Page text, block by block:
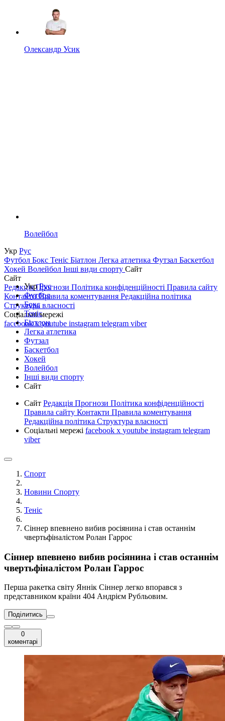
Олександр Усик
Волейбол
Укр Рус
Футбол Бокс Теніс Біатлон Легка атлетика Футзал Баскетбол
Хокей Волейбол Інші види спорту Сайт
Сайт
РедакціяПрогнози Політика конфіденційності Правила сайту
КонтактиПравила коментування Редакційна політика
Структура власності
Соціальні мережі
facebookxyoutube instagram telegram viber
УкрРус
Футбол
Бокс
Теніс
Біатлон
Легка атлетика
Футзал
Баскетбол
Хокей
Волейбол
Інші види спорту
Сайт
Сайт Редакція Прогнози Політика конфіденційності
Правила сайту Контакти Правила коментування
Редакційна політика Структура власності
Соціальні мережі facebook x youtube instagram telegram
viber
Спорт
Новини Спорту
Теніс
Сіннер впевнено вибив росіянина і став останнім
чвертьфіналістом Ролан Гаррос
Сіннер впевнено вибив росіянина і став останнім
чвертьфіналістом Ролан Гаррос
Перша ракетка світу Яннік Сіннер легко впорався з
представником країни 404 Андрієм Рубльовим.
Поділитись
0
коментарі